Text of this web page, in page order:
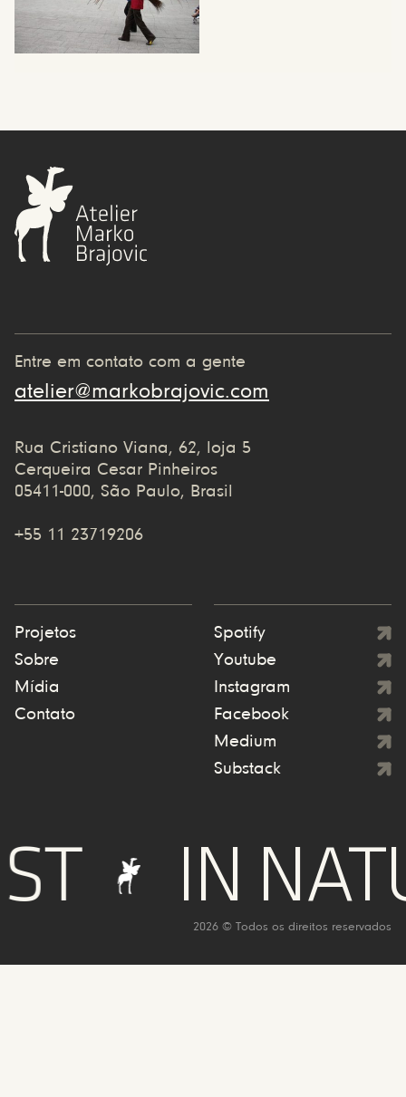
Entre em contato com a gente
atelier@markobrajovic.com
Rua Cristiano Viana, 62, loja 5
Cerqueira Cesar Pinheiros
05411-000, São Paulo, Brasil
+55 11 23719206
Projetos
Sobre
Mídia
Contato
Spotify
Youtube
Instagram
Facebook
Medium
Substack
IN
2026 © Todos os direitos reservados